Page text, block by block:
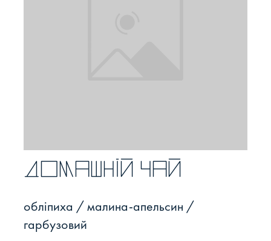
Домашній чай
обліпиха / малина-апельсин /
гарбузовий